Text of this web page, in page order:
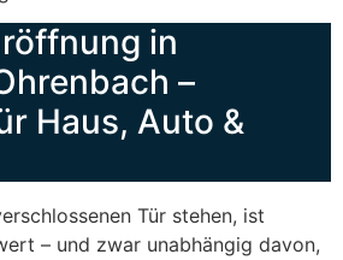
in
–
Haus, Auto &
Tür stehen, ist
– und zwar unabhängig davon,